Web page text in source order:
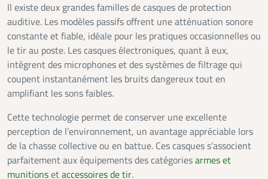
Il existe deux grandes familles de casques de protection
auditive. Les modèles passifs offrent une atténuation sonore
constante et fiable, idéale pour les pratiques occasionnelles ou
le tir au poste. Les casques électroniques, quant à eux,
intègrent des microphones et des systèmes de filtrage qui
coupent instantanément les bruits dangereux tout en
amplifiant les sons faibles.
Cette technologie permet de conserver une excellente
perception de l’environnement, un avantage appréciable lors
de la chasse collective ou en battue. Ces casques s’associent
parfaitement aux équipements des catégoriesarmes et
munitionsetaccessoires de tir.